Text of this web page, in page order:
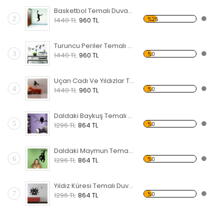
2
Basketbol Temalı Duvar Sticker
1440 TL 960 TL %25
3
Turuncu Periler Temalı Duvar Sticker
1440 TL 960 TL %0
4
Uçan Cadı Ve Yıldızlar Temalı Duvar Sticker
1440 TL 960 TL %0
5
Daldaki Baykuş Temalı Duvar Sticker
1296 TL 864 TL %0
6
Daldaki Maymun Temalı Duvar Sticker
1296 TL 864 TL %0
7
Yıldız Küresi Temalı Duvar Sticker
1296 TL 864 TL %0